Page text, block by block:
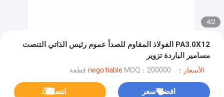
2
/
4
PA3.0X12 الفولاذ المقاوم للصدأ عموم رئيس الذاتي التنصت
مسامير الباردة تزوير
الأسعار：negotiable MOQ：200000 قطعة
افضل سعر ﺎﺘﺼﻟ ﺍﻶﻧ